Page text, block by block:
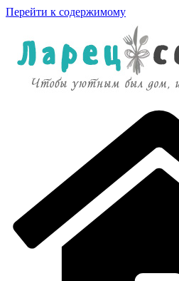
Перейти к содержимому